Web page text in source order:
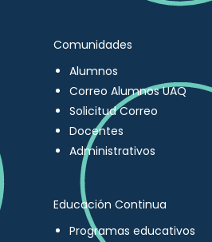
Comunidades
Alumnos
Correo Alumnos UAQ
Solicitud Correo
Docentes
Administrativos
Educación Continua
Programas educativos